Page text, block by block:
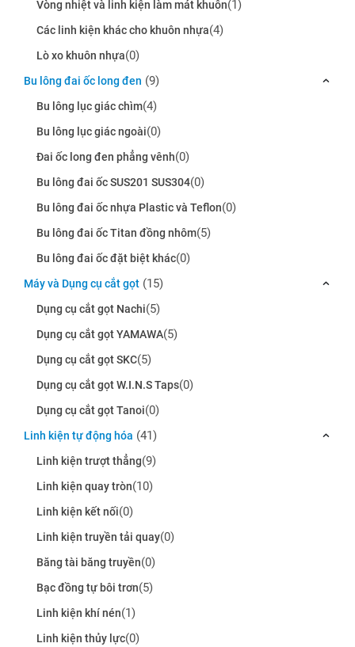
Vòng nhiệt và linh kiện làm mát khuôn(1)
Các linh kiện khác cho khuôn nhựa(4)
Lò xo khuôn nhựa(0)
Bu lông đai ốc long đen (9)
Bu lông lục giác chìm(4)
Bu lông lục giác ngoài(0)
Đai ốc long đen phẳng vênh(0)
Bu lông đai ốc SUS201 SUS304(0)
Bu lông đai ốc nhựa Plastic và Teflon(0)
Bu lông đai ốc Titan đồng nhôm(5)
Bu lông đai ốc đặt biệt khác(0)
Máy và Dụng cụ cắt gọt (15)
Dụng cụ cắt gọt Nachi(5)
Dụng cụ cắt gọt YAMAWA(5)
Dụng cụ cắt gọt SKC(5)
Dụng cụ cắt gọt W.I.N.S Taps(0)
Dụng cụ cắt gọt Tanoi(0)
Linh kiện tự động hóa (41)
Linh kiện trượt thẳng(9)
Linh kiện quay tròn(10)
Linh kiện kết nối(0)
Linh kiện truyền tải quay(0)
Băng tài băng truyền(0)
Bạc đồng tự bôi trơn(5)
Linh kiện khí nén(1)
Linh kiện thủy lực(0)